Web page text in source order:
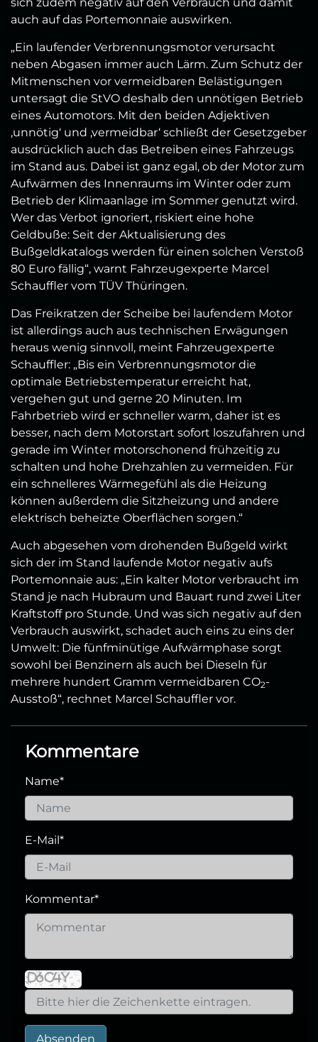
auch auf das Portemonnaie auswirken.
„Ein laufender Verbrennungsmotor verursacht
neben Abgasen immer auch Lärm. Zum Schutz der
Mitmenschen vor vermeidbaren Belästigungen
untersagt die StVO deshalb den unnötigen Betrieb
eines Automotors. Mit den beiden Adjektiven
‚unnötig‘ und ‚vermeidbar‘ schließt der Gesetzgeber
ausdrücklich auch das Betreiben eines Fahrzeugs
im Stand aus. Dabei ist ganz egal, ob der Motor zum
Aufwärmen des Innenraums im Winter oder zum
Betrieb der Klimaanlage im Sommer genutzt wird.
Wer das Verbot ignoriert, riskiert eine hohe
Geldbuße: Seit der Aktualisierung des
Bußgeldkatalogs werden für einen solchen Verstoß
80 Euro fällig“, warnt Fahrzeugexperte Marcel
Schauffler vom TÜV Thüringen.
Das Freikratzen der Scheibe bei laufendem Motor
ist allerdings auch aus technischen Erwägungen
heraus wenig sinnvoll, meint Fahrzeugexperte
Schauffler: „Bis ein Verbrennungsmotor die
optimale Betriebstemperatur erreicht hat,
vergehen gut und gerne 20 Minuten. Im
Fahrbetrieb wird er schneller warm, daher ist es
besser, nach dem Motorstart sofort loszufahren und
gerade im Winter motorschonend frühzeitig zu
schalten und hohe Drehzahlen zu vermeiden. Für
ein schnelleres Wärmegefühl als die Heizung
können außerdem die Sitzheizung und andere
elektrisch beheizte Oberflächen sorgen.“
Auch abgesehen vom drohenden Bußgeld wirkt
sich der im Stand laufende Motor negativ aufs
Portemonnaie aus: „Ein kalter Motor verbraucht im
Stand je nach Hubraum und Bauart rund zwei Liter
Kraftstoff pro Stunde. Und was sich negativ auf den
Verbrauch auswirkt, schadet auch eins zu eins der
Umwelt: Die fünfminütige Aufwärmphase sorgt
sowohl bei Benzinern als auch bei Dieseln für
mehrere hundert Gramm vermeidbaren CO2-
Ausstoß“, rechnet Marcel Schauffler vor.
Kommentare
Name*
E-Mail*
Kommentar*
Absenden